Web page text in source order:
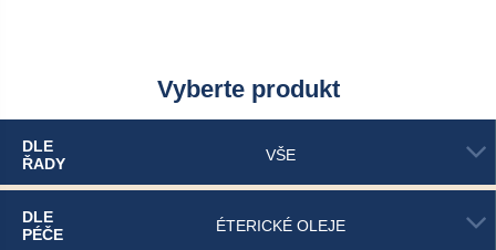
Vyberte produkt
DLE
ŘADY
VŠE
DLE
PÉČE
ÉTERICKÉ OLEJE